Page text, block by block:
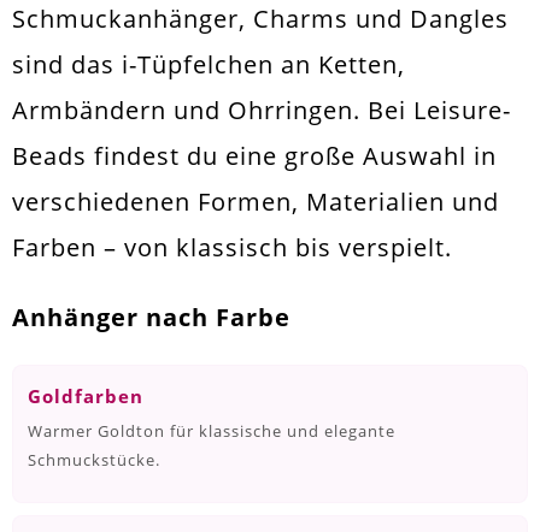
Schmuckanhänger, Charms und Dangles
sind das i-Tüpfelchen an Ketten,
Armbändern und Ohrringen. Bei Leisure-
Beads findest du eine große Auswahl in
verschiedenen Formen, Materialien und
Farben – von klassisch bis verspielt.
Anhänger nach Farbe
Goldfarben
Warmer Goldton für klassische und elegante
Schmuckstücke.